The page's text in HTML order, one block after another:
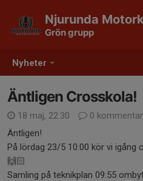
Nyheter
Njurunda
Grön grupp
Äntligen Crosskola!
18 maj, 22:30
0
Äntligen!
På lördag 23/5 10:00 kör vi igång
🙌🏻
Samling på teknikplan 09:55